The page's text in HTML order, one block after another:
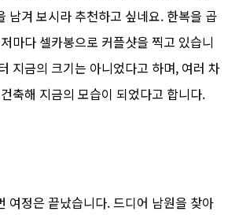
남겨 보시라 추천하고 싶네요. 한복을 곱
마다 셀카봉으로 커플샷을 찍고 있습니
지금의 크기는 아니었다고 하며, 여러 차
축해 지금의 모습이 되었다고 합니다.
여정은 끝났습니다. 드디어 남원을 찾아